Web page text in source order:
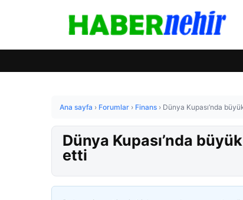
Ana sayfa › Forumlar › Finans › Dünya Kupası’nda
Dünya Kupası’nda
etti